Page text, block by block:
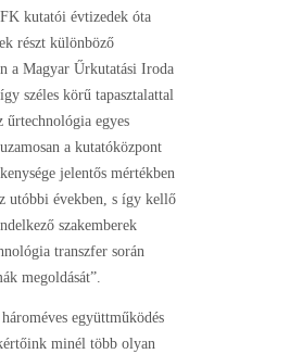
kutatói évtizedek óta
részt különböző
a Magyar Űrkutatási Iroda
széles körű tapasztalattal
űrtechnológia egyes
a kutatóközpont
jelentős mértékben
utóbbi években, s így kellő
szakemberek
transzfer során
megoldását”.
együttműködés
minél több olyan